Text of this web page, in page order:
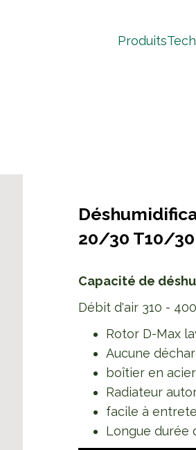
Produits
20/30 T10/30
Capacité de
Débit d'air 310 -
Rotor D-Max
Aucune
boîtier en
Radiateur
facile à
Longue durée